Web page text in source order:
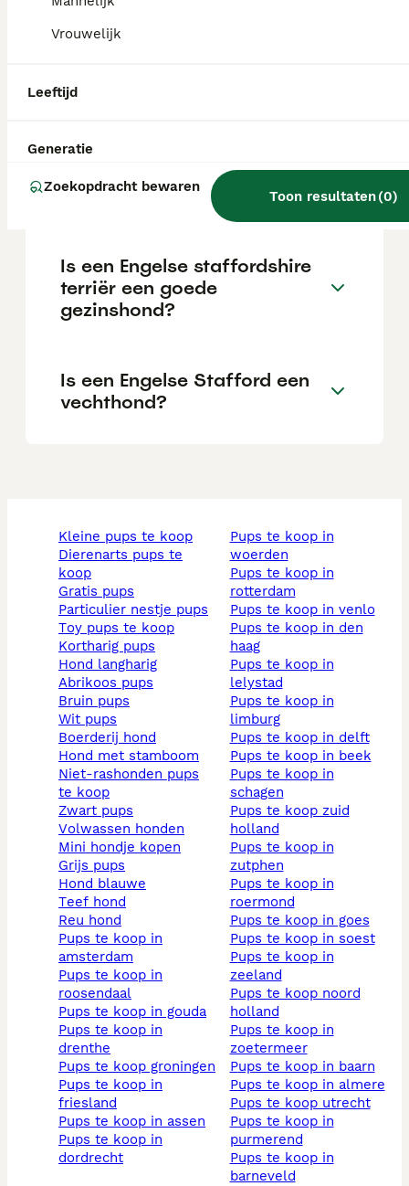
Vrouwelijk
Leeftijd
Generatie
Zoekopdracht bewaren
Toon resultaten(0)
Is een Engelse staffy een
pitbull?
Kan een Engelse Stafford
goed alleen zijn?
Is een Engelse staffordshire
terriër een goede
gezinshond?
Is een Engelse Stafford een
vechthond?
kleine pups te koop
dierenarts pups te
koop
gratis pups
particulier nestje pups
toy pups te koop
kortharig pups
hond langharig
abrikoos pups
bruin pups
wit pups
boerderij hond
hond met stamboom
niet-rashonden pups
te koop
zwart pups
volwassen honden
mini hondje kopen
grijs pups
hond blauwe
teef hond
reu hond
pups te koop in
amsterdam
pups te koop in
roosendaal
pups te koop in gouda
pups te koop in
drenthe
pups te koop groningen
pups te koop in
friesland
pups te koop in assen
pups te koop in
dordrecht
pups te koop in
woerden
pups te koop in
rotterdam
pups te koop in venlo
pups te koop in den
haag
pups te koop in
lelystad
pups te koop in
limburg
pups te koop in delft
pups te koop in beek
pups te koop in
schagen
pups te koop zuid
holland
pups te koop in
zutphen
pups te koop in
roermond
pups te koop in goes
pups te koop in soest
pups te koop in
zeeland
pups te koop noord
holland
pups te koop in
zoetermeer
pups te koop in baarn
pups te koop in almere
pups te koop utrecht
pups te koop in
purmerend
pups te koop in
barneveld